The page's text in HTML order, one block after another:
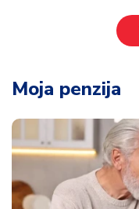
Moja penzija